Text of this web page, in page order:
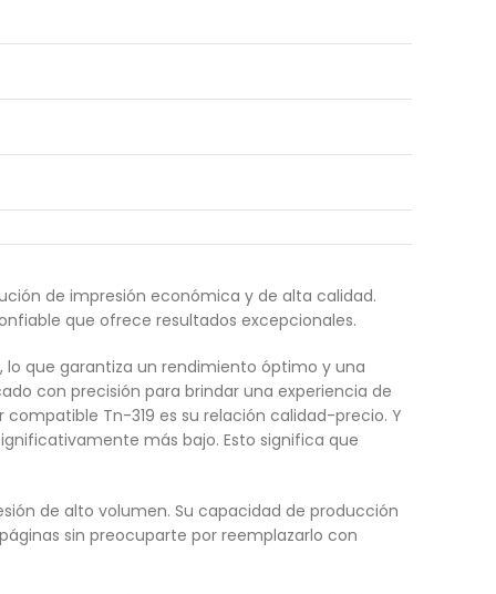
de impresión económica y de alta calidad.
que ofrece resultados excepcionales.
que garantiza un rendimiento óptimo y una
con precisión para brindar una experiencia de
Tn-319 es su relación calidad-precio. Y
más bajo. Esto significa que
de alto volumen. Su capacidad de producción
sin preocuparte por reemplazarlo con